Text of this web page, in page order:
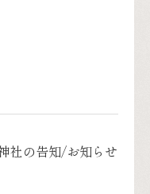
社の告知/お知らせ